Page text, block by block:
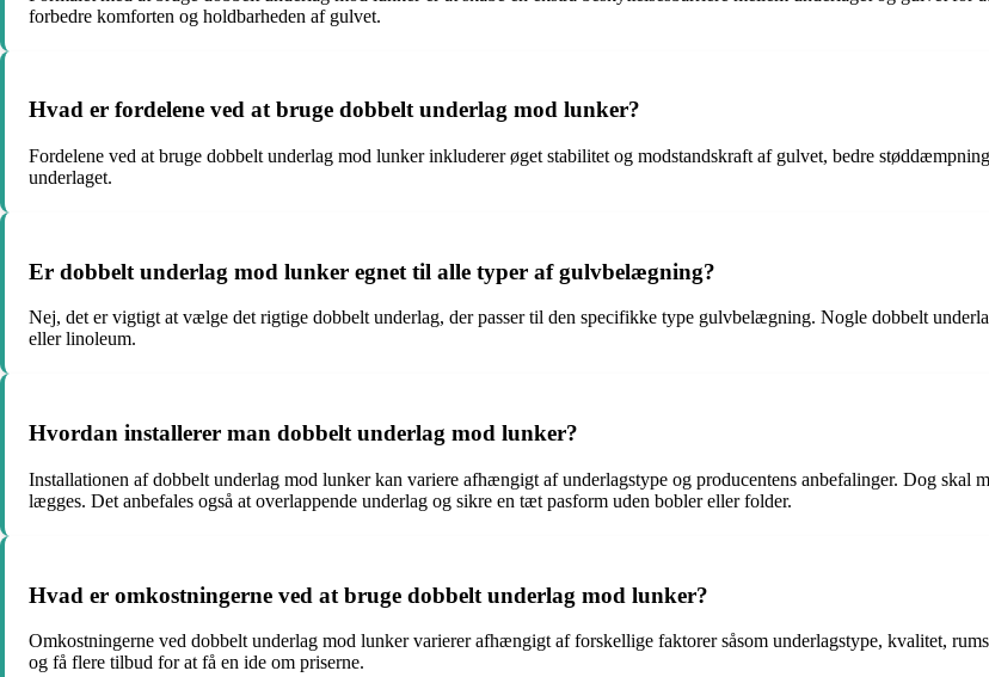
forbedre komforten og holdbarheden af gulvet.
Hvad er fordelene ved at bruge dobbelt underlag mod lunker?
Fordelene ved at bruge dobbelt underlag mod lunker inkluderer øget stabilitet og modstandskraft af gulvet, bedre
underlaget.
Er dobbelt underlag mod lunker egnet til alle typer af gulvbelægning?
Nej, det er vigtigt at vælge det rigtige dobbelt underlag, der passer til den specifikke type gulvbelægning. Nogle dobbelt
eller linoleum.
Hvordan installerer man dobbelt underlag mod lunker?
Installationen af dobbelt underlag mod lunker kan variere afhængigt af underlagstype og producentens anbefalinger. Dog skal
lægges. Det anbefales også at overlappende underlag og sikre en tæt pasform uden bobler eller folder.
Hvad er omkostningerne ved at bruge dobbelt underlag mod lunker?
Omkostningerne ved dobbelt underlag mod lunker varierer afhængigt af forskellige faktorer såsom underlagstype, kvalitet,
og få flere tilbud for at få en ide om priserne.